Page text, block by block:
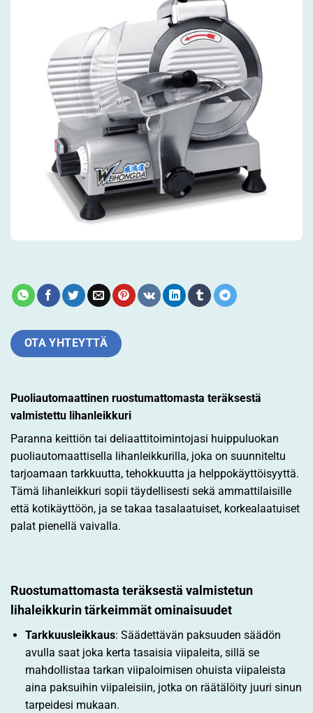
OTA YHTEYTTÄ
Puoliautomaattinen ruostumattomasta teräksestä
valmistettu lihanleikkuri
Paranna keittiön tai deliaattitoimintojasi huippuluokan
puoliautomaattisella lihanleikkurilla, joka on suunniteltu
tarjoamaan tarkkuutta, tehokkuutta ja helppokäyttöisyyttä.
Tämä lihanleikkuri sopii täydellisesti sekä ammattilaisille
että kotikäyttöön, ja se takaa tasalaatuiset, korkealaatuiset
palat pienellä vaivalla.
Ruostumattomasta teräksestä valmistetun
lihaleikkurin tärkeimmät ominaisuudet
Tarkkuusleikkaus: Säädettävän paksuuden säädön
avulla saat joka kerta tasaisia viipaleita, sillä se
mahdollistaa tarkan viipaloimisen ohuista viipaleista
aina paksuihin viipaleisiin, jotka on räätälöity juuri sinun
tarpeidesi mukaan.